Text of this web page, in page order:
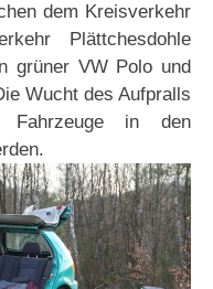
dem Kreisverkehr
Plättchesdohle
grüner VW Polo und
Wucht des Aufpralls
in den